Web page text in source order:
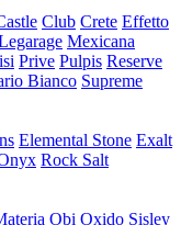
Club Crete Effetto
Mexicana
Prive Pulpis Reserve
Bianco Supreme
Elemental Stone Exalt
Rock Salt
Obi Oxido Sisley